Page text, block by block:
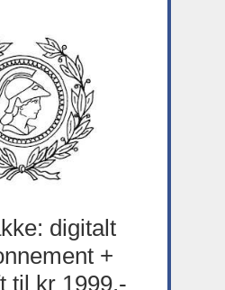
digitalt
+
til kr 1999,-